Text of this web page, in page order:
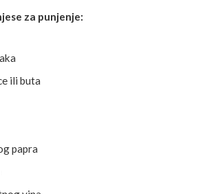
za punjenje:
ili buta
papra